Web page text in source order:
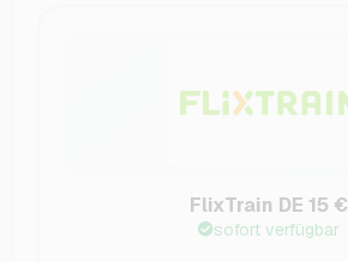
FlixTrain DE 15 €
sofort verfügbar